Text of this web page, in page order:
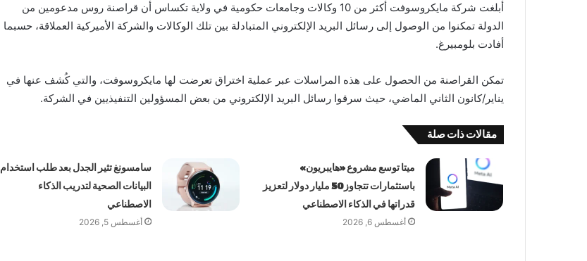
أبلغت شركة مايكروسوفت أكثر من 10 وكالات وجامعات حكومية في ولاية تكساس أن قراصنة روس مدعومين من
الدولة تمكنوا من الوصول إلى رسائل البريد الإلكتروني المتبادلة بين تلك الوكالات والشركة الأميركية العملاقة، حسبما
أفادت بلومبيرغ.
تمكن القراصنة من الحصول على هذه المراسلات عبر عملية اختراق تعرضت لها مايكروسوفت، والتي كُشف عنها في
يناير/كانون الثاني الماضي، حيث سرقوا رسائل البريد الإلكتروني من بعض المسؤولين التنفيذيين في الشركة.
مقالات ذات صلة
ميتا توسع مشروع «هايبريون»
باستثمارات تتجاوز 50 مليار دولار لتعزيز
قدراتها في الذكاء الاصطناعي
أغسطس 6, 2026
سامسونغ تثير الجدل بعد طلب استخدام
البيانات الصحية لتدريب الذكاء
الاصطناعي
أغسطس 5, 2026